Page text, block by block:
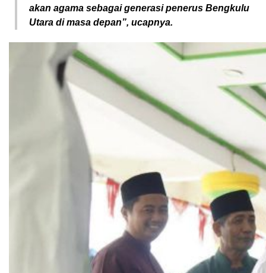
akan agama sebagai generasi penerus Bengkulu
Utara di masa depan”, ucapnya.